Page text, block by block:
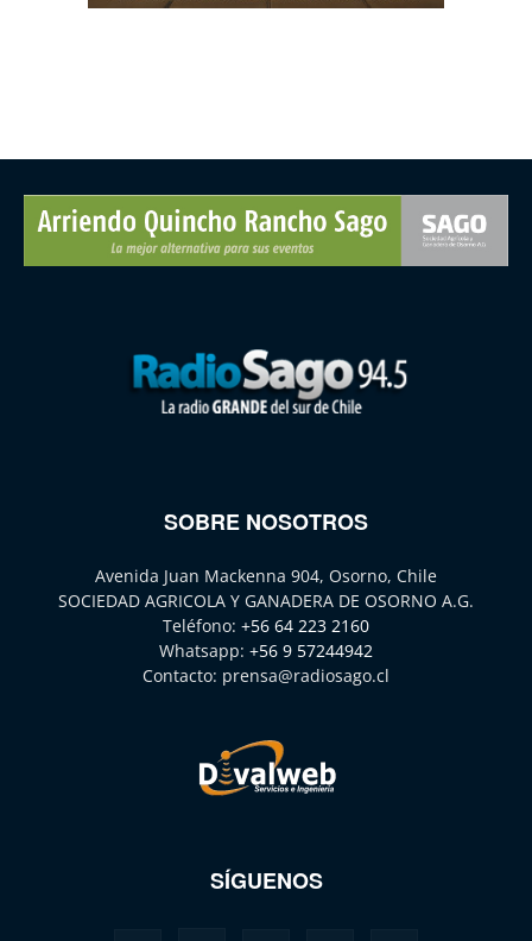
SOBRE NOSOTROS
Avenida Juan Mackenna 904, Osorno, Chile
SOCIEDAD AGRICOLA Y GANADERA DE OSORNO A.G.
Teléfono: +56 64 223 2160
Whatsapp: +56 9 57244942
Contacto: prensa@radiosago.cl
SÍGUENOS